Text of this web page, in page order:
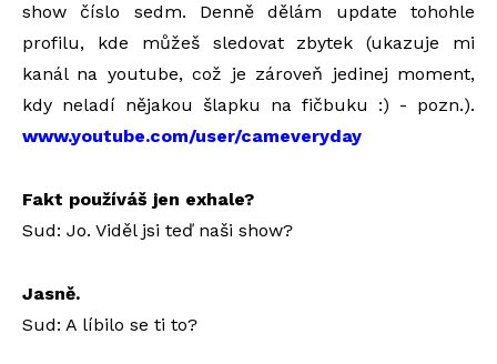
show číslo sedm. Denně dělám update tohohle
profilu, kde můžeš sledovat zbytek (ukazuje mi
kanál na youtube, což je zároveň jedinej moment,
kdy neladí nějakou šlapku na fičbuku :) - pozn.).
www.youtube.com/user/cameveryday
Fakt používáš jen exhale?
Sud: Jo. Viděl jsi teď naši show?
Jasně.
Sud: A líbilo se ti to?